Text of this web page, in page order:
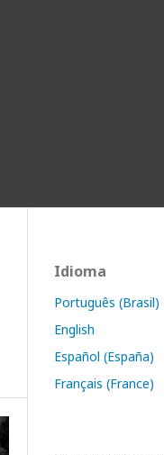
Idioma
Português (Brasil)
English
Español (España)
Français (France)